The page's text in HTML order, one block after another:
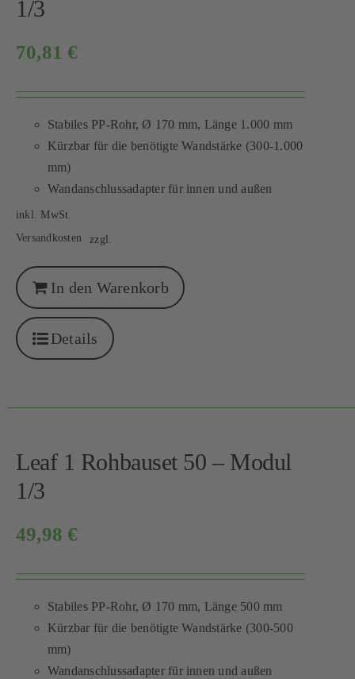
1/3
70,81€
Stabiles PP-Rohr, Ø 170 mm, Länge 1.000 mm
Kürzbar für die benötigte Wandstärke (300-1.000
mm)
Wandanschlussadapter für innen und außen
inkl. MwSt.
zzgl.
Versandkosten
In den Warenkorb
Details
Leaf 1 Rohbauset 50 – Modul
1/3
49,98€
Stabiles PP-Rohr, Ø 170 mm, Länge 500 mm
Kürzbar für die benötigte Wandstärke (300-500
mm)
Wandanschlussadapter für innen und außen